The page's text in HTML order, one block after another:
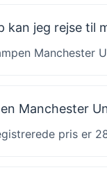
kan jeg rejse til
Manchester
Manchester
pris er